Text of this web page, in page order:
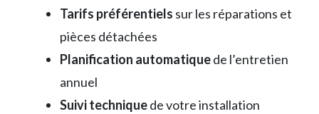
Tarifs préférentiels sur les réparations et
pièces détachées
Planification automatiquede l’entretien
annuel
Suivi techniquede votre installation